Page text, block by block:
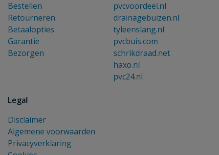
Bestellen
Retourneren
Betaalopties
Garantie
Bezorgen
pvcvoordeel.nl
drainagebuizen.nl
tyleenslang.nl
pvcbuis.com
schrikdraad.net
haxo.nl
pvc24.nl
Legal
Disclaimer
Algemene voorwaarden
Privacyverklaring